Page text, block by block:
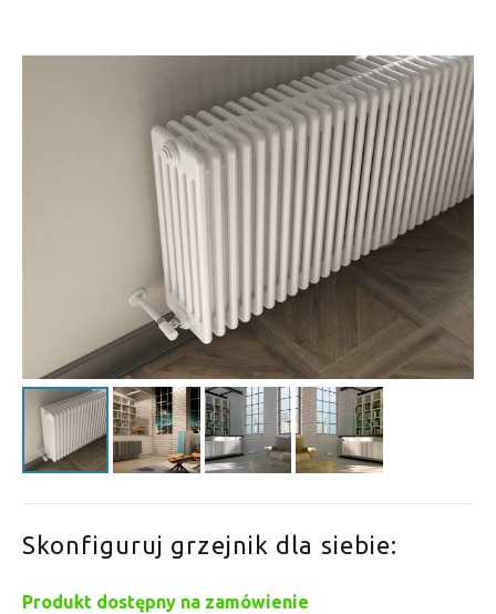
Skonfiguruj grzejnik dla siebie:
Produkt dostępny na zamówienie